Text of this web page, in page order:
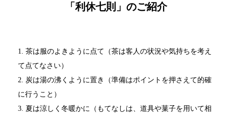
「利休七則」のご紹介
1. 茶は服のよきように点て（茶は客人の状況や気持ちを考え
て点てなさい）
2. 炭は湯の沸くように置き（準備はポイントを押さえて的確
に行うこと）
3. 夏は涼しく冬暖かに（もてなしは、道具や菓子を用いて相